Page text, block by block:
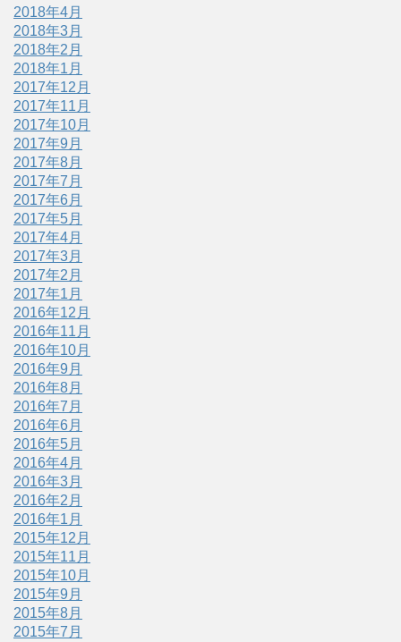
2018年4月
2018年3月
2018年2月
2018年1月
2017年12月
2017年11月
2017年10月
2017年9月
2017年8月
2017年7月
2017年6月
2017年5月
2017年4月
2017年3月
2017年2月
2017年1月
2016年12月
2016年11月
2016年10月
2016年9月
2016年8月
2016年7月
2016年6月
2016年5月
2016年4月
2016年3月
2016年2月
2016年1月
2015年12月
2015年11月
2015年10月
2015年9月
2015年8月
2015年7月